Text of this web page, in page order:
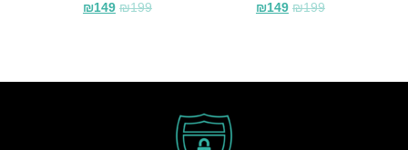
₪199
₪149
₪199
₪149